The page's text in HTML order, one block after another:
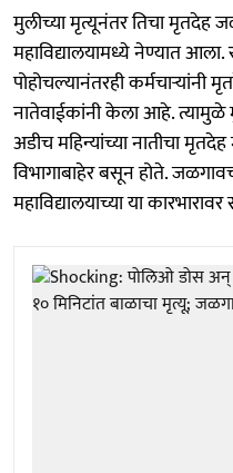
मुलीच्या मृत्यूनंतर तिचा मृतदेह
महाविद्यालयामध्ये नेण्यात आला.
पोहोचल्यानंतरही कर्मचाऱ्यांनी
नातेवाईकांनी केला आहे.
अडीच महिन्यांच्या नातीचा
विभागाबाहेर बसून होते.
महाविद्यालयाच्या या